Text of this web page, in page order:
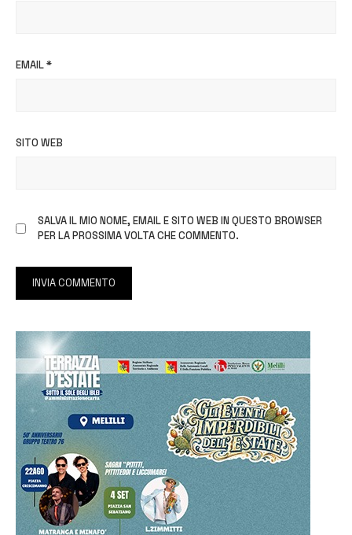
EMAIL*
SITO WEB
SALVA IL MIO NOME, EMAIL E SITO WEB IN QUESTO BROWSER
PER LA PROSSIMA VOLTA CHE COMMENTO.